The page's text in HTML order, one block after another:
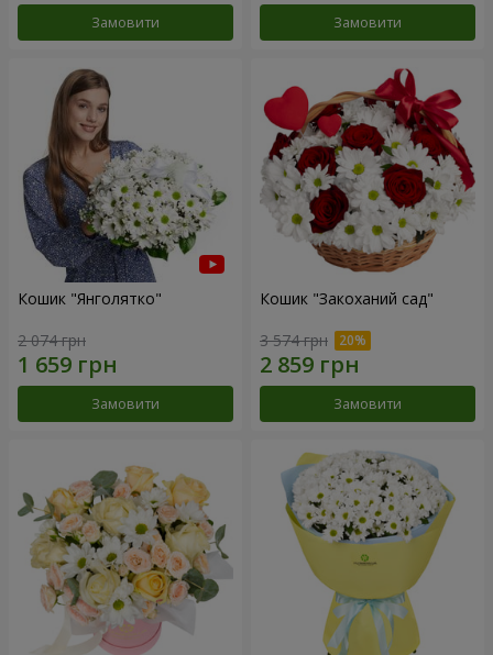
Замовити Замовити
Кошик "Янголятко"
2 074 грн
Замовити
Кошик "Закоханий сад"
3 574 грн
Замовити